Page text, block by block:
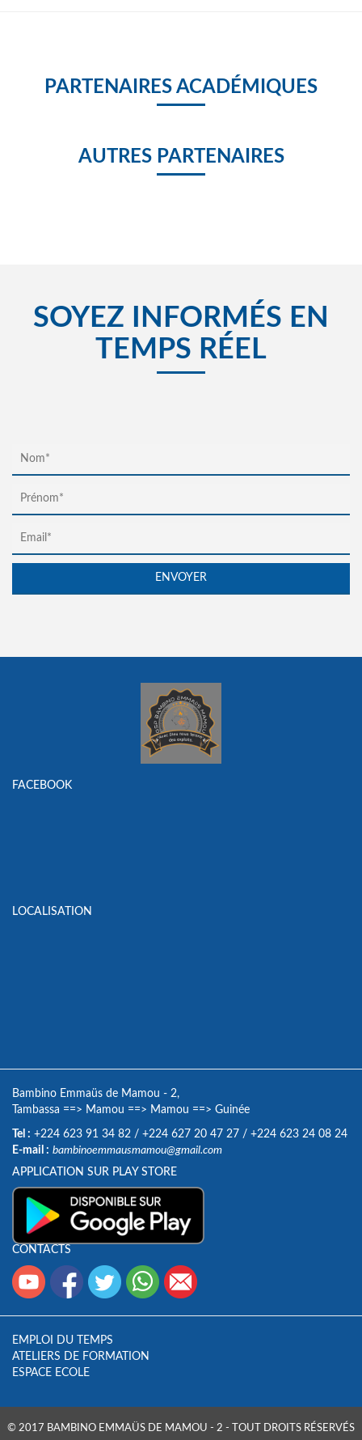
PARTENAIRES ACADÉMIQUES
AUTRES PARTENAIRES
SOYEZ INFORMÉS EN
TEMPS RÉEL
FACEBOOK
LOCALISATION
Bambino Emmaüs de Mamou - 2,
Tambassa ==> Mamou ==> Mamou ==> Guinée
Tel : +224 623 91 34 82 / +224 627 20 47 27 / +224 623 24 08 24
E-mail : bambinoemmausmamou@gmail.com
APPLICATION SUR PLAY STORE
CONTACTS
EMPLOI DU TEMPS
ATELIERS DE FORMATION
ESPACE ECOLE
© 2017 BAMBINO EMMAÜS DE MAMOU - 2 - TOUT DROITS RÉSERVÉS